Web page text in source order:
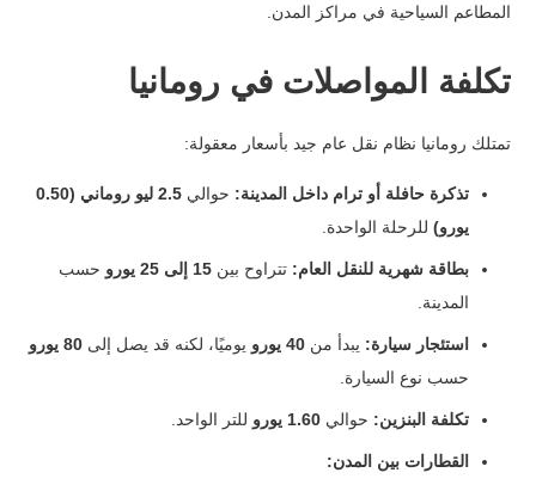
المطاعم السياحية في مراكز المدن.
تكلفة المواصلات في رومانيا
تمتلك رومانيا نظام نقل عام جيد بأسعار معقولة:
تذكرة حافلة أو ترام داخل المدينة: حوالي
2.5 ليو روماني (0.50
يورو) للرحلة الواحدة.
بطاقة شهرية للنقل العام: تتراوح بين 15 إلى 25 يورو
حسب
المدينة.
استئجار سيارة: يبدأ من 40 يورو يوميًا، لكنه قد يصل إلى 80 يورو
حسب نوع السيارة.
تكلفة البنزين: حوالي 1.60 يورو للتر الواحد.
القطارات بين المدن: